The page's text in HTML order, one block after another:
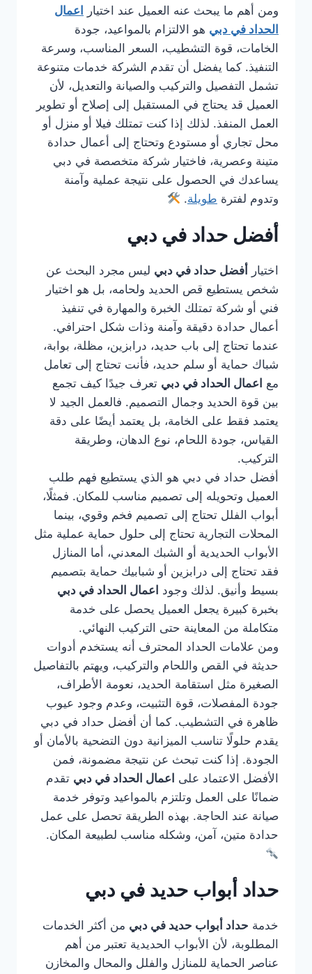
ومن أهم ما يبحث عنه العميل عند اختيار
اعمال
الحداد في دبي هو الالتزام بالمواعيد، جودة
الخامات، قوة التشطيب، السعر المناسب، وسرعة
التنفيذ. كما يفضل أن تقدم الشركة خدمات متنوعة
تشمل التفصيل والتركيب والصيانة والتعديل، لأن
العميل قد يحتاج في المستقبل إلى إصلاح أو تطوير
العمل المنفذ. لذلك إذا كنت تمتلك فيلا أو منزل أو
محل تجاري أو مستودع وتحتاج إلى أعمال حدادة
متينة وعصرية، فاختيار شركة متخصصة في دبي
يساعدك في الحصول على نتيجة عملية وآمنة
وتدوم لفترة طويلة.
أفضل حداد في دبي
اختيار أفضل حداد في دبي ليس مجرد البحث عن
شخص يستطيع قص الحديد ولحامه، بل هو اختيار
فني أو شركة تمتلك الخبرة والمهارة في تنفيذ
أعمال حدادة دقيقة وآمنة وذات شكل احترافي.
عندما تحتاج إلى باب حديد، درابزين، مظلة، بوابة،
شباك حماية أو سلم حديد، فأنت تحتاج إلى تعامل
مع اعمال الحداد في دبي تعرف جيدًا كيف تجمع
بين قوة الحديد وجمال التصميم. فالعمل الجيد لا
يعتمد فقط على الخامة، بل يعتمد أيضًا على دقة
القياس، جودة اللحام، نوع الدهان، وطريقة
التركيب.
أفضل حداد في دبي هو الذي يستطيع فهم طلب
العميل وتحويله إلى تصميم مناسب للمكان. فمثلًا،
أبواب الفلل تحتاج إلى تصميم فخم وقوي، بينما
المحلات التجارية تحتاج إلى حلول حماية عملية مثل
الأبواب الحديدية أو الشبك المعدني، أما المنازل
فقد تحتاج إلى درابزين أو شبابيك حماية بتصميم
بسيط وأنيق. لذلك وجود اعمال الحداد في دبي
بخبرة كبيرة يجعل العميل يحصل على خدمة
متكاملة من المعاينة حتى التركيب النهائي.
ومن علامات الحداد المحترف أنه يستخدم أدوات
حديثة في القص واللحام والتركيب، ويهتم بالتفاصيل
الصغيرة مثل استقامة الحديد، نعومة الأطراف،
جودة المفصلات، قوة التثبيت، وعدم وجود عيوب
ظاهرة في التشطيب. كما أن أفضل حداد في دبي
يقدم حلولًا تناسب الميزانية دون التضحية بالأمان أو
الجودة. إذا كنت تبحث عن نتيجة مضمونة، فمن
الأفضل الاعتماد على اعمال الحداد في دبي تقدم
ضمانًا على العمل وتلتزم بالمواعيد وتوفر خدمة
صيانة عند الحاجة. بهذه الطريقة تحصل على عمل
حدادة متين، آمن، وشكله مناسب لطبيعة المكان.
حداد أبواب حديد في دبي
خدمة حداد أبواب حديد في دبي من أكثر الخدمات
المطلوبة، لأن الأبواب الحديدية تعتبر من أهم
عناصر الحماية للمنازل والفلل والمحال والمخازن